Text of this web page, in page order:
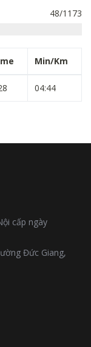
48/1173
Min/Km
04:44
cấp ngày
Đức Giang,